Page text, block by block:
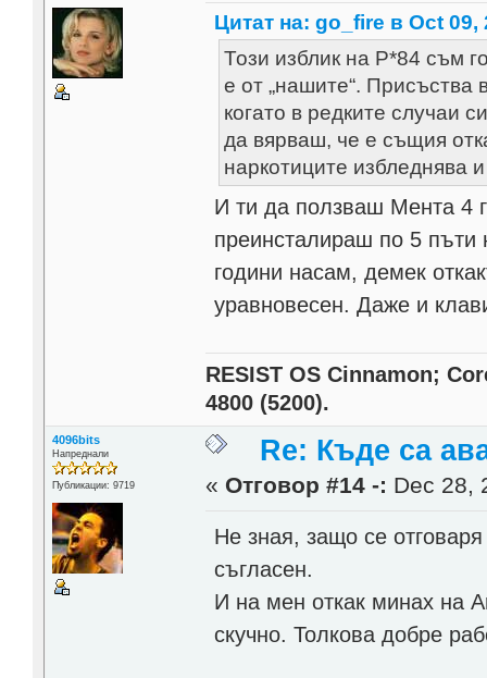
Цитат на: go_fire в Oct 09,
Този изблик на Р*84 съм
е от „нашите“. Присъства
когато в редките случаи
да вярваш, че е същия
наркотиците избледнява
И ти да ползваш Мента 4
преинсталираш по 5 пъти
години насам, демек
уравновесен. Даже и
RESIST OS Cinnamon;
4800 (5200).
4096bits
Напреднали
Публикации: 9719
Re: Къде са
« Отговор #14 -: Dec 28,
Не зная, защо се
съгласен.
И на мен откак минах на
скучно. Толкова добре